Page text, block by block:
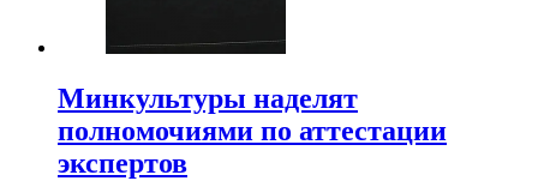
Минкультуры наделят
полномочиями по аттестации
экспертов